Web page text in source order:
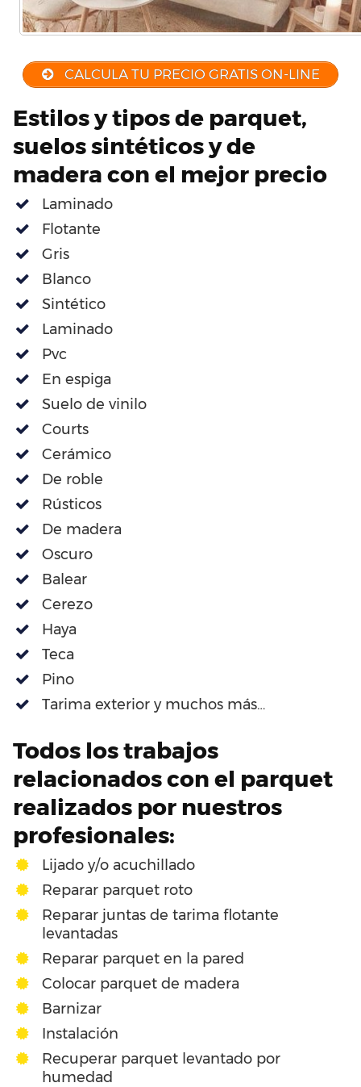
CALCULA TU PRECIO GRATIS ON-LINE
Estilos y tipos de parquet,
suelos sintéticos y de
madera con el mejor precio
Laminado
Flotante
Gris
Blanco
Sintético
Laminado
Pvc
En espiga
Suelo de vinilo
Courts
Cerámico
De roble
Rústicos
De madera
Oscuro
Balear
Cerezo
Haya
Teca
Pino
Tarima exterior y muchos más…
Todos los trabajos
relacionados con el parquet
realizados por nuestros
profesionales:
Lijado y/o acuchillado
Reparar parquet roto
Reparar juntas de tarima flotante
levantadas
Reparar parquet en la pared
Colocar parquet de madera
Barnizar
Instalación
Recuperar parquet levantado por
humedad